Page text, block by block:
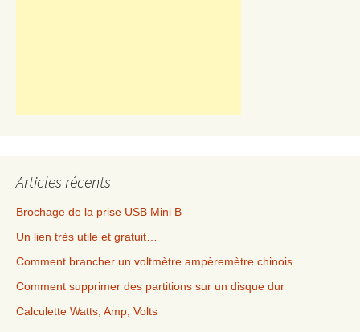
Articles récents
Brochage de la prise USB Mini B
Un lien très utile et gratuit…
Comment brancher un voltmètre ampèremètre chinois
Comment supprimer des partitions sur un disque dur
Calculette Watts, Amp, Volts